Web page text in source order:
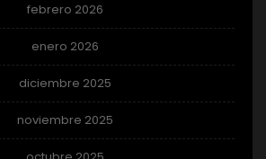
febrero 2026
enero 2026
diciembre 2025
noviembre 2025